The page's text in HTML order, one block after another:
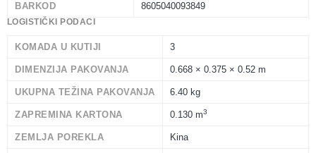
BARKOD 8605040093849
LOGISTIČKI PODACI
KOMADA U KUTIJI 3
DIMENZIJA PAKOVANJA 0.668 × 0.375 × 0.52 m
UKUPNA TEŽINA PAKOVANJA 6.40 kg
ZAPREMINA KARTONA 0.130 m3
ZEMLJA POREKLA Kina